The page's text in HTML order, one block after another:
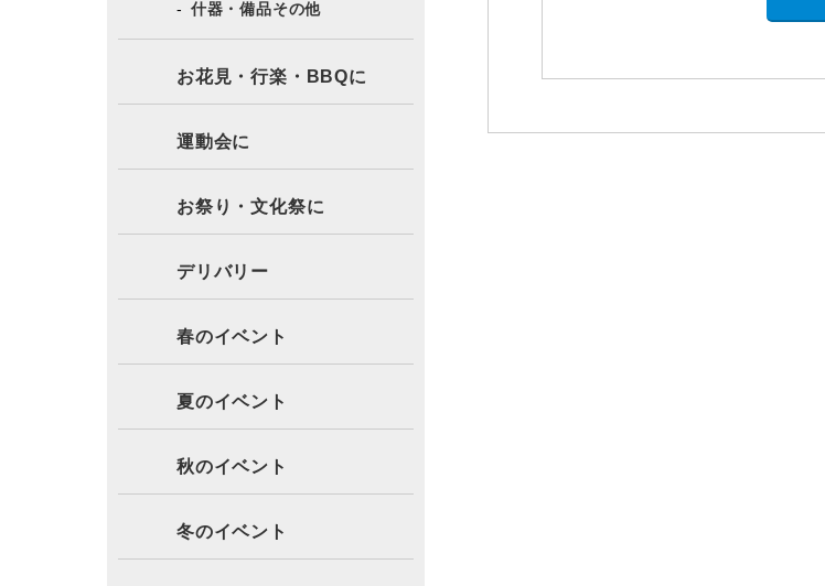
什器・備品その他
お花見・行楽・BBQに
運動会に
お祭り・文化祭に
デリバリー
春のイベント
夏のイベント
秋のイベント
冬のイベント